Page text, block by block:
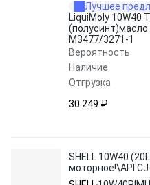
Лучшее
LiquiMoly 10W40
(полусинт)масло
M3477/3271-1
Вероятность
Наличие
Отгрузка
30 249 ₽
SHELL 10W40
моторное!\API
E9,MAN